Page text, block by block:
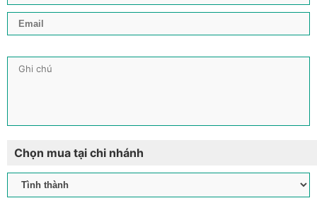
Chọn mua tại chi nhánh